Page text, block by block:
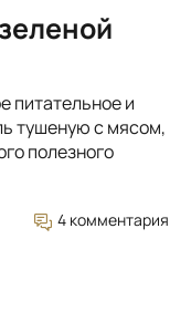
питательное и
тушеную с мясом,
полезного
4 комментария